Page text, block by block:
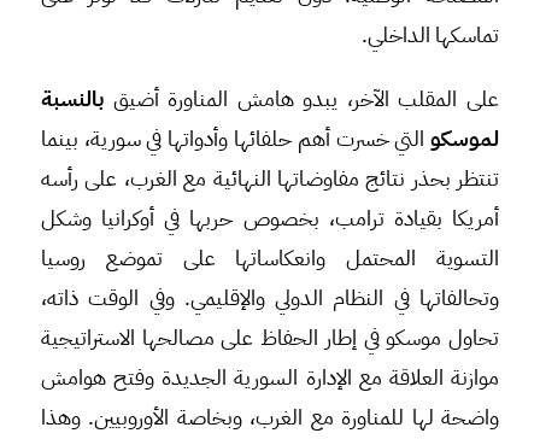
تماسكها الداخلي.
على المقلب الآخر، يبدو هامش المناورة أضيقبالنسبة
لموسكوالتي خسرت أهم حلفائها وأدواتها في سورية، بينما
تنتظر بحذر نتائج مفاوضاتها النهائية مع الغرب، على رأسه
أمريكا بقيادة ترامب، بخصوص حربها في أوكرانيا وشكل
التسوية المحتمل وانعكاساتها على تموضع روسيا
وتحالفاتها في النظام الدولي والإقليمي. وفي الوقت ذاته،
تحاول موسكو في إطار الحفاظ على مصالحها الاستراتيجية
موازنة العلاقة مع الإدارة السورية الجديدة وفتح هوامش
واضحة لها للمناورة مع الغرب، وبخاصة الأوروبيين. وهذا